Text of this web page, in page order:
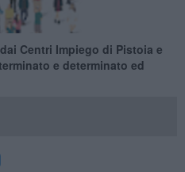
Centri Impiego di Pistoia e
e determinato ed